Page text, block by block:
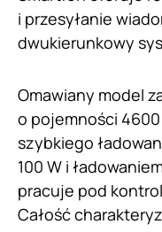
i przesyłanie
dwukierunkowy
Omawiany model
o pojemności
szybkiego
100 W i
pracuje pod
Całość